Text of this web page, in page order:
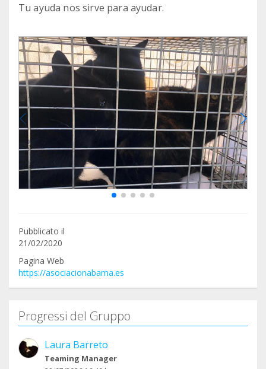
Tu ayuda nos sirve para ayudar.
Pubblicato il
21/02/2020
Pagina Web
https://asociacionabama.es
Progressi del Gruppo
Laura Barreto
Teaming Manager